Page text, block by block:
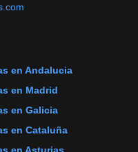
en Andalucia
en Madrid
en Galicia
en Cataluña